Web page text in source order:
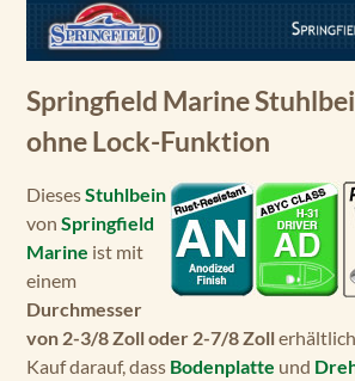
Springfield Marine
ohne Lock-Funktion
DiesesStuhlbein
von Springfield
Marine ist mit
einem
Durchmesser
von 2-3/8 Zoll oder 2-7/8 Zoll
Kauf darauf, dass Bodenplatte und